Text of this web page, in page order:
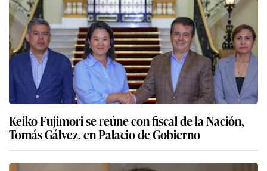
Keiko Fujimori se reúne con fiscal de la Nación,
Tomás Gálvez, en Palacio de Gobierno